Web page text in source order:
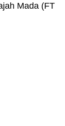
Mada (FT